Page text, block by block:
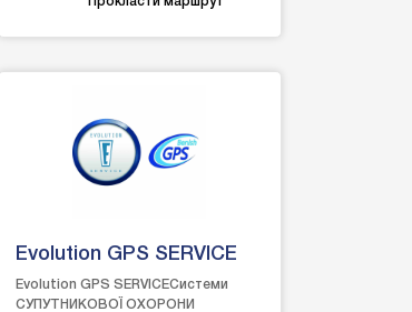
Evolution GPS SERVICE
Evolution GPS SERVICEСистеми
СУПУТНИКОВОЇ ОХОРОНИ